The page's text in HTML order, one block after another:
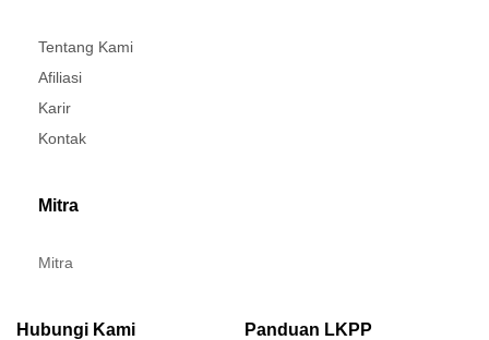
Tentang Kami
Afiliasi
Karir
Kontak
Mitra
Mitra
Hubungi Kami Panduan LKPP